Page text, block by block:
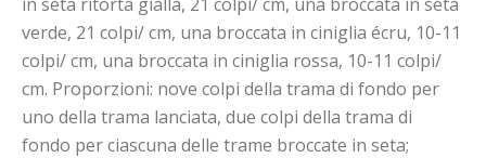
verde, 21 colpi/ cm, una broccata in ciniglia écru, 10-11
colpi/ cm, una broccata in ciniglia rossa, 10-11 colpi/
cm. Proporzioni: nove colpi della trama di fondo per
uno della trama lanciata, due colpi della trama di
fondo per ciascuna delle trame broccate in seta;